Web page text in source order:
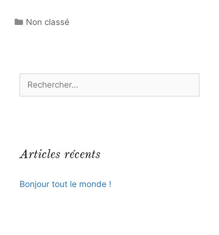
Non classé
Articles récents
Bonjour tout le monde !